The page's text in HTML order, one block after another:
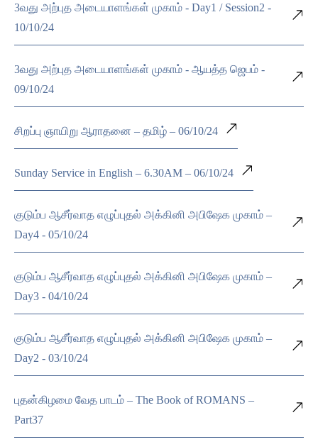
3வது அற்புத அடையாளங்கள் முகாம் - Day1 / Session2 -
10/10/24
3வது அற்புத அடையாளங்கள் முகாம் - ஆயத்த ஜெபம் -
09/10/24
சிறப்பு ஞாயிறு ஆராதனை – தமிழ் – 06/10/24
Sunday Service in English – 6.30AM – 06/10/24
குடும்ப ஆசீர்வாத எழுப்புதல் அக்கினி அபிஷேக முகாம் –
Day4 - 05/10/24
குடும்ப ஆசீர்வாத எழுப்புதல் அக்கினி அபிஷேக முகாம் –
Day3 - 04/10/24
குடும்ப ஆசீர்வாத எழுப்புதல் அக்கினி அபிஷேக முகாம் –
Day2 - 03/10/24
புதன்கிழமை வேத பாடம் – The Book of ROMANS –
Part37